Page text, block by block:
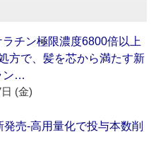
ラチン極限濃度6800倍以上
方で、髪を芯から満たす新
ン…
(金)
売‐高用量化で投与本数削